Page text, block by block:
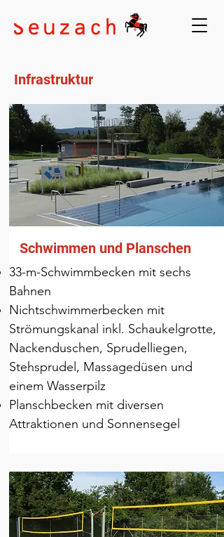
Infrastruktur
Schwimmen und Planschen
33-m-Schwimmbecken mit sechs
Bahnen
Nichtschwimmerbecken mit
Strömungskanal inkl. Schaukelgrotte,
Nackenduschen, Sprudelliegen,
Stehsprudel, Massagedüsen und
einem Wasserpilz
Planschbecken mit diversen
Attraktionen und Sonnensegel